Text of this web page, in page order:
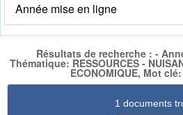
Année mise en ligne
Résultats de recherche : -
Thématique: RESSOURCES -
ECONOMIQUE, Mot
1 documents